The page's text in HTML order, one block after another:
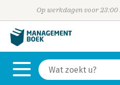
Op werkdagen voor